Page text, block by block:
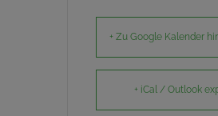
+ Zu Google Kalender
+ iCal / Outlook